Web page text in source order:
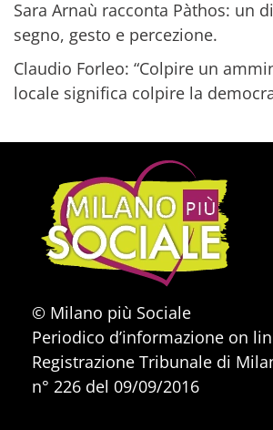
Sara Arnaù racconta Pàthos: un
segno, gesto e percezione.
Claudio Forleo: “Colpire un
locale significa colpire la
© Milano più Sociale
Periodico d’informazione on
Registrazione Tribunale di
n° 226 del 09/09/2016